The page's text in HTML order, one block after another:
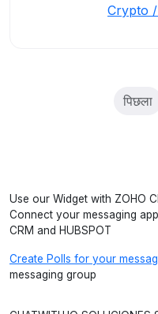
Crypto
पिछला
Use our Widget with ZOHO
Connect your messaging
CRM and HUBSPOT
Create Polls for your
messaging group